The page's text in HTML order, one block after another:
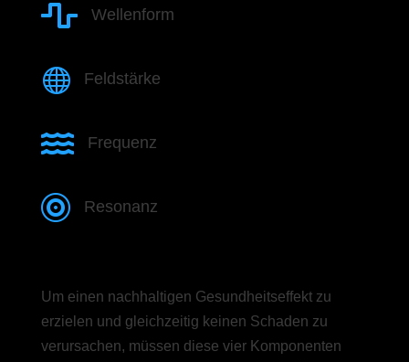
 Wellenform
 Feldstärke
 Frequenz
 Resonanz
Um einen nachhaltigen Gesundheitseffekt zu
erzielen und gleichzeitig keinen Schaden zu
verursachen, müssen diese vier Komponenten